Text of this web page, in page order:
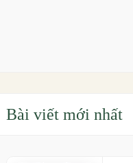
Bài viết mới nhất